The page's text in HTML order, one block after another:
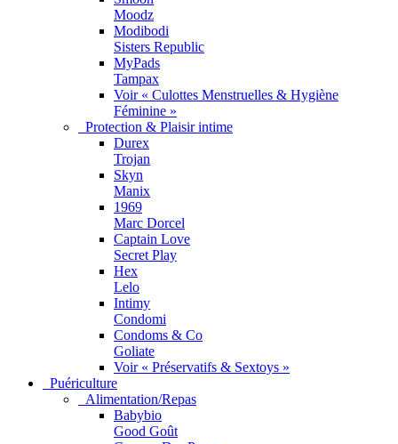
Moodz
Modibodi
Sisters Republic
MyPads
Tampax
Voir « Culottes Menstruelles & Hygiène
Féminine »
Protection & Plaisir intime
Durex
Trojan
Skyn
Manix
1969
Marc Dorcel
Captain Love
Secret Play
Hex
Lelo
Intimy
Condomi
Condoms & Co
Goliate
Voir « Préservatifs & Sextoys »
Puériculture
Alimentation/Repas
Babybio
Good Goût